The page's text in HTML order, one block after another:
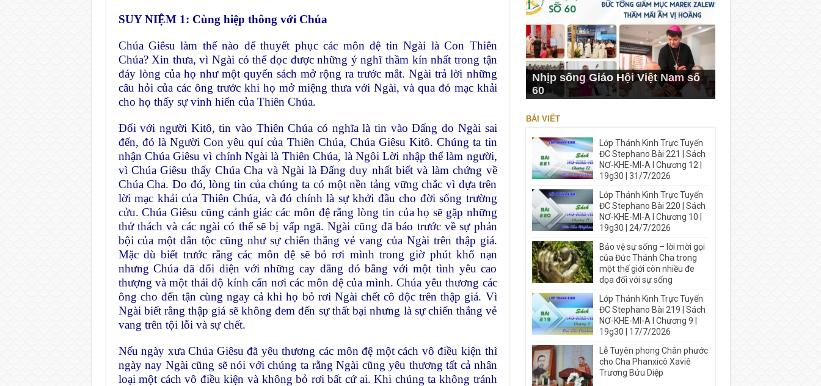
SUY NIỆM 1: Cùng hiệp thông với Chúa
Chúa Giêsu làm thế nào để thuyết phục các môn đệ tin Ngài là Con Thiên
Chúa? Xin thưa, vì Ngài có thể đọc được những ý nghĩ thầm kín nhất trong tận
đáy lòng của họ như một quyển sách mở rộng ra trước mắt. Ngài trả lời những
câu hỏi của các ông trước khi họ mở miệng thưa với Ngài, và qua đó mạc khải
cho họ thấy sự vinh hiển của Thiên Chúa.
Ðối với người Kitô, tin vào Thiên Chúa có nghĩa là tin vào Ðấng do Ngài sai
đến, đó là Người Con yêu quí của Thiên Chúa, Chúa Giêsu Kitô. Chúng ta tin
nhận Chúa Giêsu vì chính Ngài là Thiên Chúa, là Ngôi Lời nhập thể làm người,
vì Chúa Giêsu thấy Chúa Cha và Ngài là Ðấng duy nhất biết và làm chứng về
Chúa Cha. Do đó, lòng tin của chúng ta có một nền tảng vững chắc vì dựa trên
lời mạc khải của Thiên Chúa, và đó chính là sự khởi đầu cho đời sống trường
cửu. Chúa Giêsu cũng cảnh giác các môn đệ rằng lòng tin của họ sẽ gặp những
thử thách và các ngài có thể sẽ bị vấp ngã. Ngài cũng đã báo trước về sự phản
bội của một dân tộc cũng như sự chiến thắng vẻ vang của Ngài trên thập giá.
Mặc dù biết trước rằng các môn đệ sẽ bỏ rơi mình trong giờ phút khổ nạn
nhưng Chúa đã đối diện với những cay đắng đó bằng với một tình yêu cao
thượng và một thái độ kính cẩn nơi các môn đệ của mình. Chúa yêu thương các
ông cho đến tận cùng ngay cả khi họ bỏ rơi Ngài chết cô độc trên thập giá. Vì
Ngài biết rằng thập giá sẽ không đem đến sự thất bại nhưng là sự chiến thắng vẻ
vang trên tội lỗi và sự chết.
Nếu ngày xưa Chúa Giêsu đã yêu thương các môn đệ một cách vô điều kiện thì
ngày nay Ngài cũng sẽ nói với chúng ta rằng Ngài cũng yêu thương tất cả nhân
loại một cách vô điều kiện và không bỏ rơi bất cứ ai. Khi chúng ta không tránh
Nhịp sống Giáo Hội Việt Nam số
60
BÀI VIẾT
Lớp Thánh Kinh Trực Tuyến
ĐC Stephano Bài 221 | Sách
NƠ-KHE-MI-A I Chương 12 |
19g30 | 31/7/2026
Lớp Thánh Kinh Trực Tuyến
ĐC Stephano Bài 220 | Sách
NƠ-KHE-MI-A I Chương 10 |
19g30 | 24/7/2026
Bảo vệ sự sống – lời mời gọi
của Đức Thánh Cha trong
một thế giới còn nhiều đe
dọa đối với sự sống
Lớp Thánh Kinh Trực Tuyến
ĐC Stephano Bài 219 | Sách
NƠ-KHE-MI-A I Chương 9 |
19g30 | 17/7/2026
Lễ Tuyên phong Chân phước
cho Cha Phanxicô Xaviê
Trương Bửu Diệp